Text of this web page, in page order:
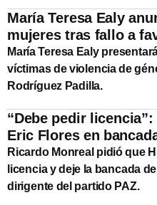
María Teresa Ealy
mujeres tras fallo a
María Teresa Ealy
víctimas de violencia de
Rodríguez Padilla.
“Debe pedir
Eric Flores en
Ricardo Monreal pidió que
licencia y deje la bancada
dirigente del partido PAZ.